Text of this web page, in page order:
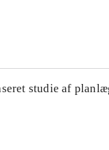
studie af